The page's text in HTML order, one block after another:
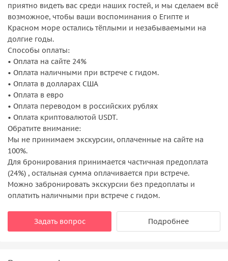
приятно видеть вас среди наших гостей, и мы сделаем всё
возможное, чтобы ваши воспоминания о Египте и
Красном море остались тёплыми и незабываемыми на
долгие годы.
Способы оплаты:
• Оплата на сайте 24%
• Оплата наличными при встрече с гидом.
• Оплата в долларах США
• Оплата в евро
• Оплата переводом в российских рублях
• Оплата криптовалютой USDT.
Обратите внимание:
Мы не принимаем экскурсии, оплаченные на сайте на
100%.
Для бронирования принимается частичная предоплата
(24%) , остальная сумма оплачивается при встрече.
Можно забронировать экскурсии без предоплаты и
оплатить наличными при встрече с гидом.
Задать вопрос Подробнее